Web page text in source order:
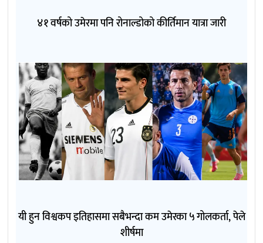
४१ वर्षको उमेरमा पनि रोनाल्डोको कीर्तिमान यात्रा जारी
यी हुन विश्वकप इतिहासमा सबैभन्दा कम उमेरका ५ गोलकर्ता, पेले
शीर्षमा